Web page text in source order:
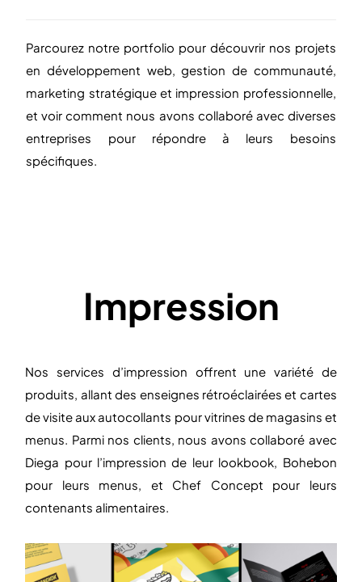
Parcourez notre portfolio pour découvrir nos projets
en développement web, gestion de communauté,
marketing stratégique et impression professionnelle,
et voir comment nous avons collaboré avec diverses
entreprises pour répondre à leurs besoins
spécifiques.
Impression
Nos services d’impression offrent une variété de
produits, allant des enseignes rétroéclairées et cartes
de visite aux autocollants pour vitrines de magasins et
menus. Parmi nos clients, nous avons collaboré avec
Diega pour l’impression de leur lookbook, Bohebon
pour leurs menus, et Chef Concept pour leurs
contenants alimentaires.